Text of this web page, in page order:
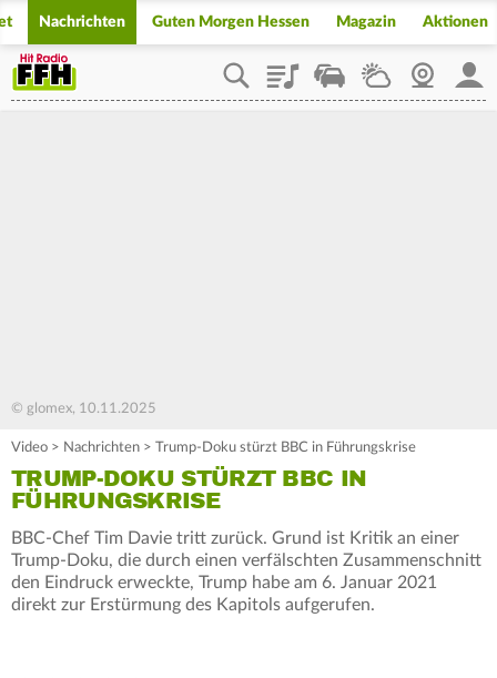
Nachrichten Guten Morgen Hessen Magazin Aktionen
PlaylistStaupilotWetterWebcam
© glomex, 10.11.2025
Video > Nachrichten > Trump-Doku stürzt BBC in Führungskrise
TRUMP-DOKU STÜRZT BBC IN
FÜHRUNGSKRISE
BBC-Chef Tim Davie tritt zurück. Grund ist Kritik an einer
Trump-Doku, die durch einen verfälschten Zusammenschnitt
den Eindruck erweckte, Trump habe am 6. Januar 2021
direkt zur Erstürmung des Kapitols aufgerufen.